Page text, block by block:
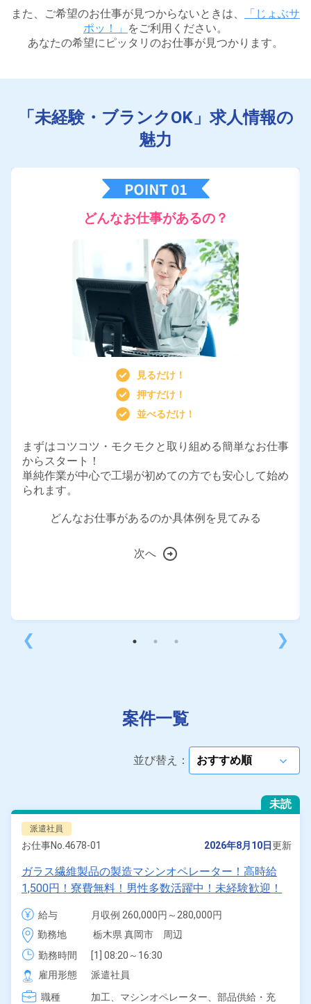
また、ご希望のお仕事が見つからないときは、
「じょぶサ
ポッ！」 をご利用ください。
あなたの希望にピッタリのお仕事が見つかります。
「未経験・ブランクOK」求人情報の
魅力
❮
どんなお仕事があるの？
見るだけ！
押すだけ！
並べるだけ！
まずはコツコツ・モクモクと取り組める簡単なお仕事
からスタート！
単純作業が中心で工場が初めての方でも安心して始め
られます。
どんなお仕事があるのか具体例を見てみる
次へ
❯
案件一覧
並び替え： arrow_forward_ios
未読
派遣社員
お仕事No.4678-01 2026年8月10日更新
ガラス繊維製品の製造マシンオペレーター！高時給
1,500円！寮費無料！男性多数活躍中！未経験歓迎！
日払い制度あり！1食190円～格安食堂利用可！《栃
木県真岡市》
給与
月収例 260,000円～280,000円
時給 1,500円～1,500円
勤務地
栃木県 真岡市　周辺
勤務時間
[1] 08:20～16:30
[2] 16:20～00:30
[3] 00:20～08:30
雇用形態
派遣社員
職種
加工、 マシンオペレーター、 部品供給・充